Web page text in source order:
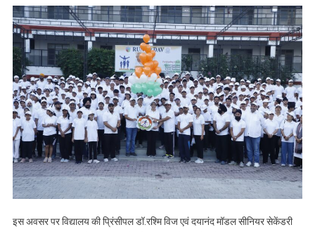
इस अवसर पर विद्यालय की प्रिंसीपल डॉ.रश्मि विज एवं दयानंद मॉडल सीनियर सेकेंडरी